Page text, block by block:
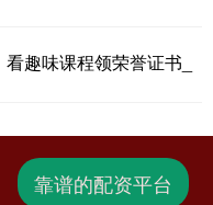
趣味课程领荣誉证书_
靠谱的配资平台